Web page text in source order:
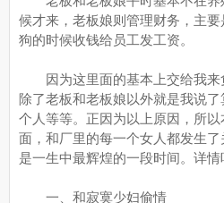
候才来，老板娘则管理财务，主
狗的时候收钱给员工发工资。
因为这里面的基本上交给我来
除了老板和老板娘以外就是我说
个人等等。正因为以上原因，所
面，和厂里的每一个女人都发生
是一生中最辉煌的一段时间。详情
一、和寂寞少妇偷情